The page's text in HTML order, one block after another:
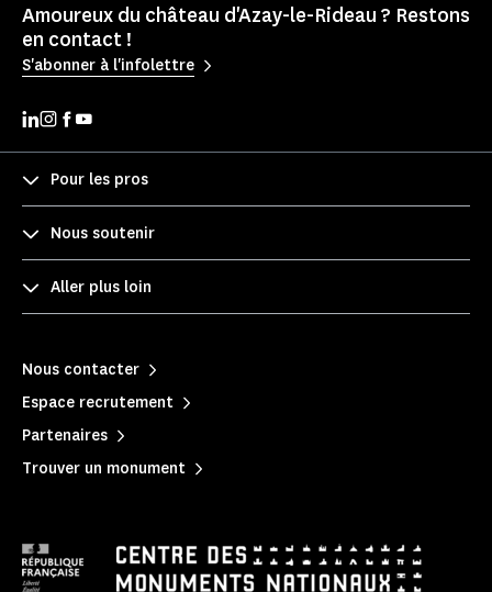
Amoureux du château d'Azay-le-Rideau ? Restons
en contact !
S'abonner à l'infolettre
Pour les pros
Nous soutenir
Aller plus loin
Nous contacter
Espace recrutement
Partenaires
Trouver un monument